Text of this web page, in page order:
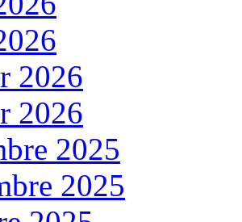
2026
2026
2025
2025